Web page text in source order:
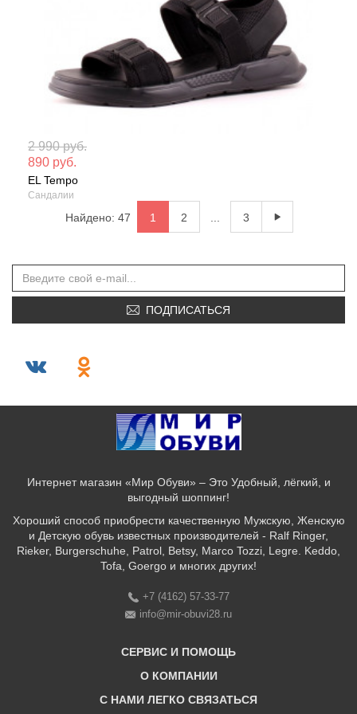
2 990 руб.
890 руб.
EL Tempo
Сандалии
Найдено: 47 1 2 3
ПОДПИСАТЬСЯ
Интернет магазин «Мир Обуви» – Это Удобный, лёгкий, и
выгодный шоппинг!
Хороший способ приобрести качественную Мужскую, Женскую
и Детскую обувь известных производителей - Ralf Ringer,
Rieker, Burgerschuhe, Patrol, Betsy, Marco Tozzi, Legre. Keddo,
Tofa, Goergo и многих других!
+7 (4162) 57-33-77
info@mir-obuvi28.ru
СЕРВИС И ПОМОЩЬ
Бонусная программа
О КОМПАНИИ
C НАМИ ЛЕГКО СВЯЗАТЬСЯ